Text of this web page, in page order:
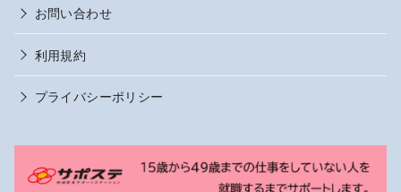
お問い合わせ
利用規約
プライバシーポリシー